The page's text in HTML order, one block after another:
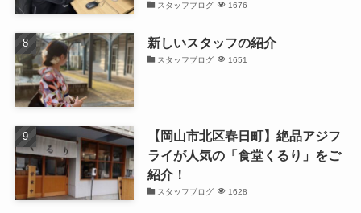
スタッフブログ 1676
新しいスタッフの紹介
スタッフブログ 1651
【岡山市北区春日町】絶品アジフ
ライが人気の「食堂くるり」をご
紹介！
スタッフブログ 1628